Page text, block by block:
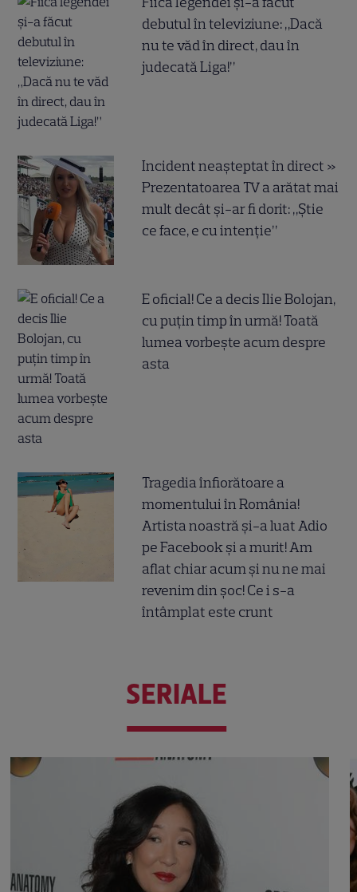
debutul în televiziune: „Dacă
nu te văd în direct, dau în
judecată Liga!”
Incident neașteptat în direct »
Prezentatoarea TV a arătat mai
mult decât și-ar fi dorit: „Știe
ce face, e cu intenție”
E oficial! Ce a decis Ilie Bolojan,
cu puțin timp în urmă! Toată
lumea vorbește acum despre
asta
Tragedia înfiorătoare a
momentului în România!
Artista noastră și-a luat Adio
pe Facebook și a murit! Am
aflat chiar acum și nu ne mai
revenim din șoc! Ce i s-a
întâmplat este crunt
SERIALE